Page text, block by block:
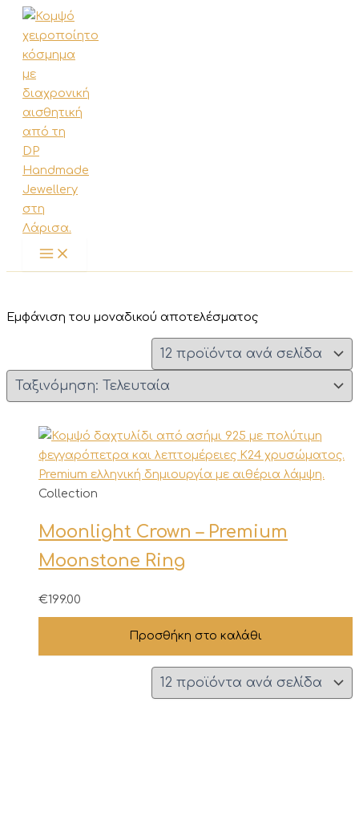
Μετάβαση
στο
περιεχόμενο
Εμφάνιση του μοναδικού αποτελέσματος
Collection
Moonlight Crown – Premium
Moonstone Ring
€199.00
Προσθήκη στο καλάθι